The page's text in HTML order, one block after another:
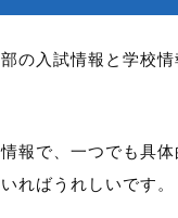
の入試情報と学校
報で、一つでも具
ればうれしいです。